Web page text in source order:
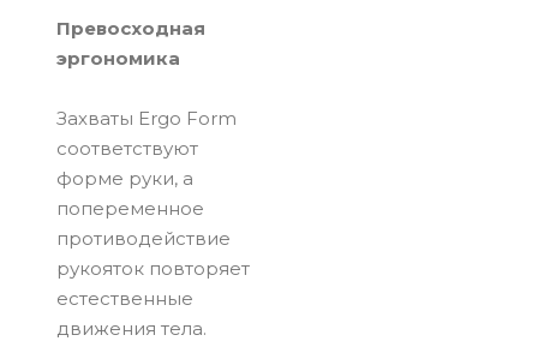
Превосходная
эргономика
Захваты Ergo Form
соответствуют
форме руки, а
попеременное
противодействие
рукояток повторяет
естественные
движения тела.